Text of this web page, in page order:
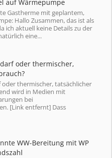
auf Wärmepumpe
Gastherme mit geplantem,
Hallo Zusammen, das ist als
ich aktuell keine Details zu der
eine...
oder thermischer,
thermischer, tatsächlicher
wird in Medien mit
bei
[Link entfernt] Dass
WW-Bereitung mit WP